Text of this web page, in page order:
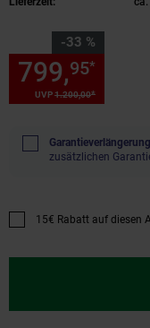
-33 %
Sie Sparen 33 Prozent,
UVP1.200,00*
799,95*
zusätzlichen
Promotion "15€ Rabatt
15€ Rabatt auf diesen